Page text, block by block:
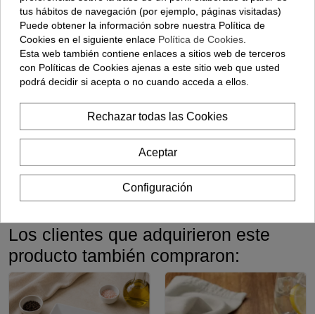
Cerdo - (500
Ver opciones
Cerdo (pieza)
Ver opciones
Cerdo Adobada
Cocinada -
Añadir
Los clientes que adquirieron este
producto también compraron:
tus hábitos de navegación (por ejemplo, páginas visitadas)
Puede obtener la información sobre nuestra Política de
Cookies en el siguiente enlace Política de Cookies
Esta web también contiene enlaces a sitios web de terceros
con Políticas de Cookies ajenas a este sitio web que usted
podrá decidir si acepta o no cuando acceda a ellos.
Rechazar todas las Cookies
Aceptar
Configuración